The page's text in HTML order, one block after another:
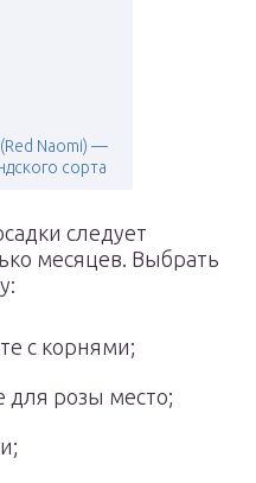
Naomi) —
сорта
следует
месяцев. Выбрать
с корнями;
для розы место;